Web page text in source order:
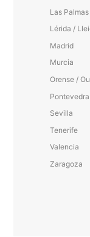
Las Palmas
Lérida /
Madrid
Murcia
Orense /
Pontevedra
Sevilla
Tenerife
Valencia
Zaragoza